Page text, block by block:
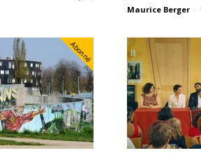
Maurice Berger -
Abonné